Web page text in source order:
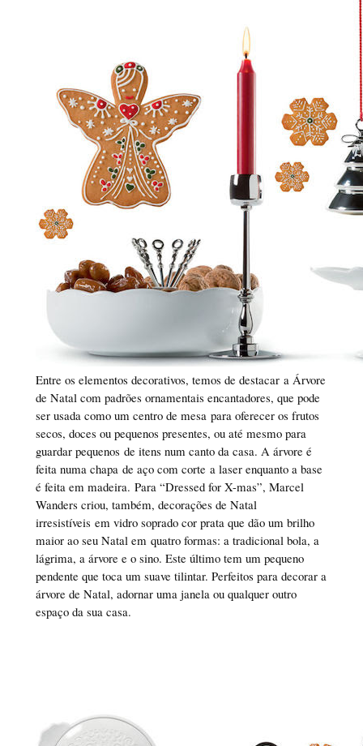
Entre os elementos decorativos, temos de destacar a Árvore
de Natal com padrões ornamentais encantadores, que pode
ser usada como um centro de mesa para oferecer os frutos
secos, doces ou pequenos presentes, ou até mesmo para
guardar pequenos de itens num canto da casa. A árvore é
feita numa chapa de aço com corte a laser enquanto a base
é feita em madeira. Para “Dressed for X-mas”, Marcel
Wanders criou, também, decorações de Natal
irresistíveis em vidro soprado cor prata que dão um brilho
maior ao seu Natal em quatro formas: a tradicional bola, a
lágrima, a árvore e o sino. Este último tem um pequeno
pendente que toca um suave tilintar. Perfeitos para decorar a
árvore de Natal, adornar uma janela ou qualquer outro
espaço da sua casa.